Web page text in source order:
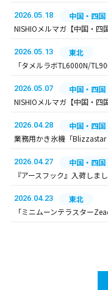
2026.05.18
中国・四国
NISHIOメルマガ【中国・四
2026.05.13
東北
「タメルラボTL6000N/
2026.05.07
中国・四国
NISHIOメルマガ【中国・四
2026.04.28
中国・四国
業務用かき氷機「Blizzastar
2026.04.27
中国・四国
『アースフック』入荷しま
2026.04.23
東北
「ミニムーンテラスター